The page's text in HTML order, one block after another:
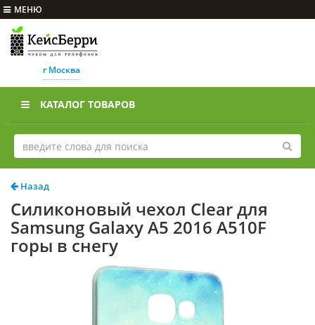
МЕНЮ
г Москва
КАТАЛОГ ТОВАРОВ
Назад
Силиконовый чехол Clear для
Samsung Galaxy A5 2016 A510F
горы в снегу